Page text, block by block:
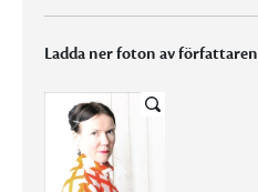
Ladda ner foton av författaren